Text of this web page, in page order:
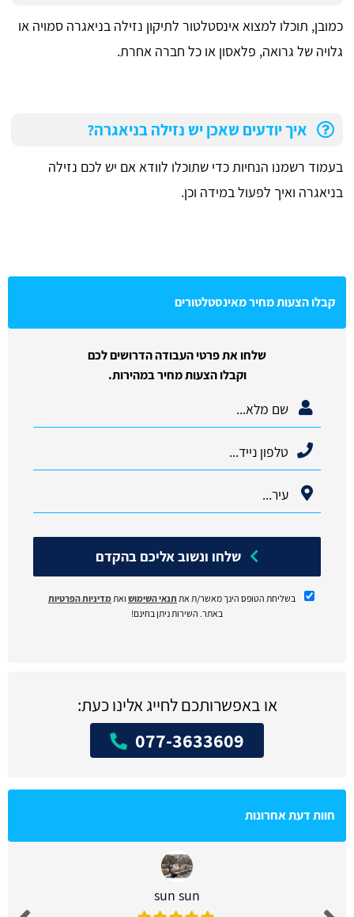
כמובן, תוכלו למצוא אינסטלטור לתיקון נזילה בניאגרה סמויה או
גלויה של גרואה, פלאסון או כל חברה אחרת.
איך יודעים שאכן יש נזילה בניאגרה?
בעמוד רשמנו הנחיות כדי שתוכלו לוודא אם יש לכם נזילה
בניאגרה ואיך לפעול במידה וכן.
קבלו הצעות מחיר מאינסטלטורים
שלחו את פרטי העבודה הדרושים לכם
וקבלו הצעות מחיר במהירות.
בשליחת הטופס הינך מאשר/ת את תנאי השימוש ואת מדיניות הפרטיות
באתר. השירות ניתן בחינם!
או באפשרותכם לחייג אלינו כעת:
077-3633609
חוות דעת אחרונות
sun sun